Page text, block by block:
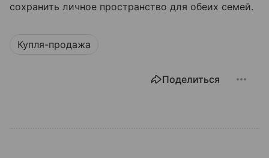
сохранить личное пространство для обеих семей.
Купля-продажа
Поделиться